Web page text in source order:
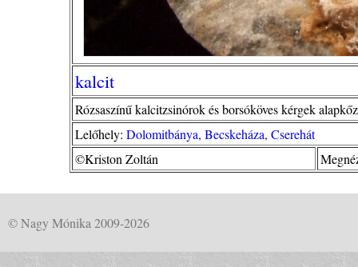
kalcit
Rózsaszínű kalcitzsinórok és borsóköves kérgek
Lelőhely: Dolomitbánya, Becskeháza, Cserehát
©Kriston Zoltán
© Nagy Mónika 2009-2026